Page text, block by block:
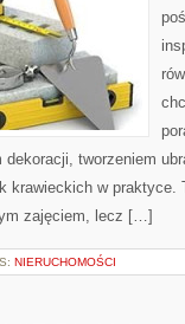
dekoracji, tworzeniem
krawieckich w
zajęciem, lecz […]
NIERUCHOMOŚCI